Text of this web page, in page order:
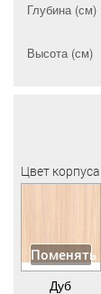
Глубина (см)
Высота (см)
Цвет корпуса
Поменять
Дуб